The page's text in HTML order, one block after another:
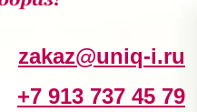
zakaz@uniq-i.ru
+7 913 737 45 79